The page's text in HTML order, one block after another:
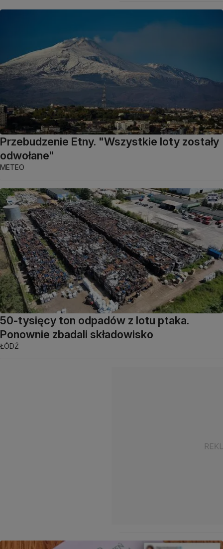
Przebudzenie Etny. "Wszystkie loty zostały
odwołane"
METEO
50-tysięcy ton odpadów z lotu ptaka.
Ponownie zbadali składowisko
ŁÓDŹ